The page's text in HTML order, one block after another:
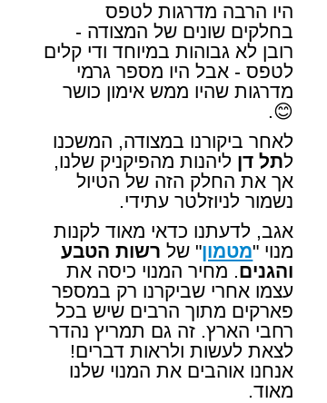
היו הרבה מדרגות לטפס
בחלקים שונים של המצודה -
רובן לא גבוהות במיוחד ודי קלים
לטפס - אבל היו מספר גרמי
מדרגות שהיו ממש אימון כושר
😊
.
לאחר ביקורנו במצודה, המשכנו
לתל דן ליהנות מהפיקניק שלנו,
אך את החלק הזה של הטיול
נשמור לניוזלטר עתידי.
אגב, לדעתנו כדאי מאוד לקנות
מנוי "מטמון" שלרשות הטבע
והגנים. מחיר המנוי כיסה את
עצמו אחרי שביקרנו רק במספר
פארקים מתוך הרבים שיש בכל
רחבי הארץ. זה גם תמריץ נהדר
לצאת לעשות ולראות דברים!
אנחנו אוהבים את המנוי שלנו
מאוד.